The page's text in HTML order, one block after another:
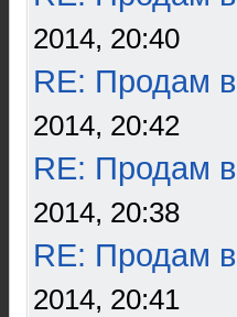
2014, 20:40
RE: Продам
2014, 20:42
RE: Продам
2014, 20:38
RE: Продам
2014, 20:41